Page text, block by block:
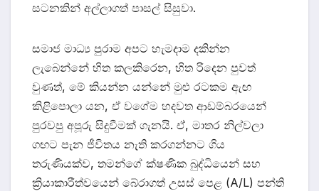
සටනකින් අල්ලාගත් පාසල් සිසුවා.
සමාජ මාධ්‍ය පුරාම අපට හැමදාම දකින්න
ලැබෙන්නේ හිත කලකිරෙන, හිත රිදෙන පුවත්
වුණත්, මේ කියන්න යන්නේ මුළු රටකම ඇඟ
කිළිපොලා යන, ඒ වගේම හදවත ආඩම්බරයෙන්
පුරවපු අපූරු සිදුවීමක් ගැනයි. ඒ, මාතර නිල්වලා
ගඟට පැන ජීවිතය නැති කරගන්නට ගිය
තරුණියක්ව, තමන්ගේ ක්ෂණික බුද්ධියෙන් සහ
ක්‍රියාකාරීත්වයෙන් බේරාගත් උසස් පෙළ (A/L) පන්ති